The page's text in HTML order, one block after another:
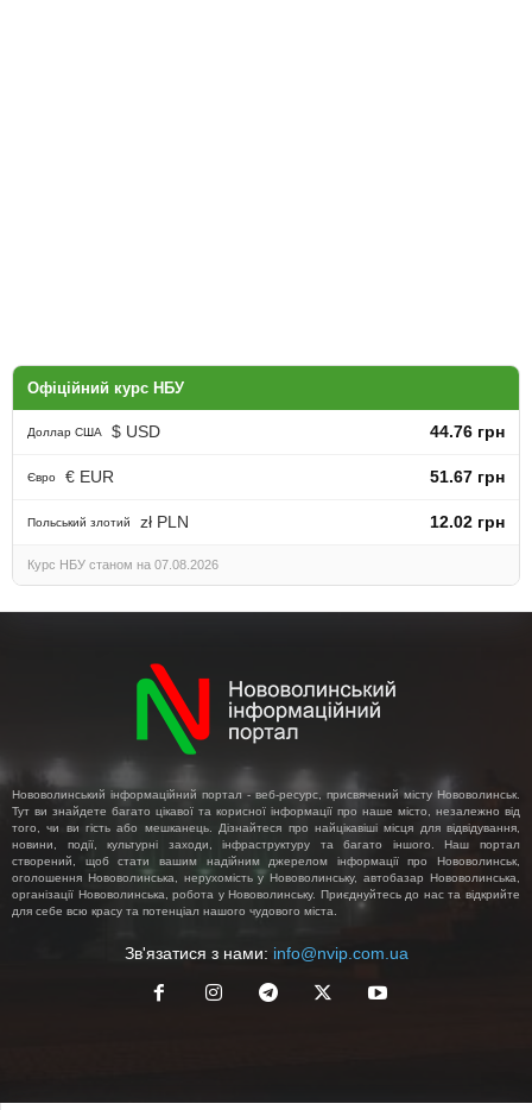
Офіційний курс НБУ
Доллар США $ USD 44.76 грн
Євро € EUR 51.67 грн
Польський злотий zł PLN 12.02 грн
Курс НБУ станом на 07.08.2026
Нововолинський інформаційний портал - веб-ресурс, присвячений місту Нововолинськ.
Тут ви знайдете багато цікавої та корисної інформації про наше місто, незалежно від
того, чи ви гість або мешканець. Дізнайтеся про найцікавіші місця для відвідування,
новини, події, культурні заходи, інфраструктуру та багато іншого. Наш портал
створений, щоб стати вашим надійним джерелом інформації про Нововолинськ,
оголошення Нововолинська, нерухомість у Нововолинську, автобазар Нововолинська,
організації Нововолинська, робота у Нововолинську. Приєднуйтесь до нас та відкрийте
для себе всю красу та потенціал нашого чудового міста.
Зв'язатися з нами: info@nvip.com.ua